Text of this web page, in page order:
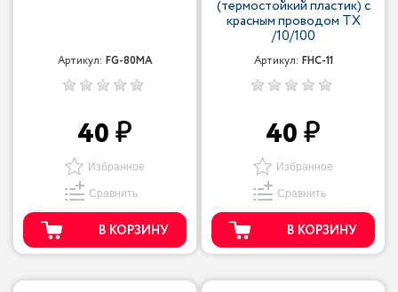
Артикул: FG-80MA
40
Избранное
Сравнить
В КОРЗИНУ
(термостойкий пластик) с
красным проводом TX
/10/100
Артикул: FHC-11
40
Избранное
Сравнить
В КОРЗИНУ